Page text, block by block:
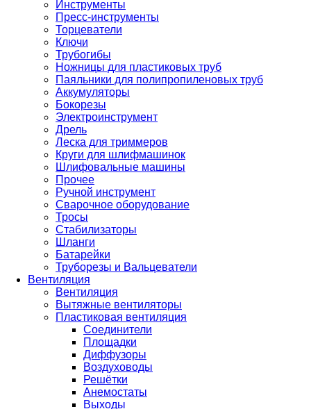
Инструменты
Пресс-инструменты
Торцеватели
Ключи
Трубогибы
Ножницы для пластиковых труб
Паяльники для полипропиленовых труб
Аккумуляторы
Бокорезы
Электроинструмент
Дрель
Леска для триммеров
Круги для шлифмашинок
Шлифовальные машины
Прочее
Ручной инструмент
Сварочное оборудование
Тросы
Стабилизаторы
Шланги
Батарейки
Труборезы и Вальцеватели
Вентиляция
Вентиляция
Вытяжные вентиляторы
Пластиковая вентиляция
Соединители
Площадки
Диффузоры
Воздуховоды
Решётки
Анемостаты
Выходы